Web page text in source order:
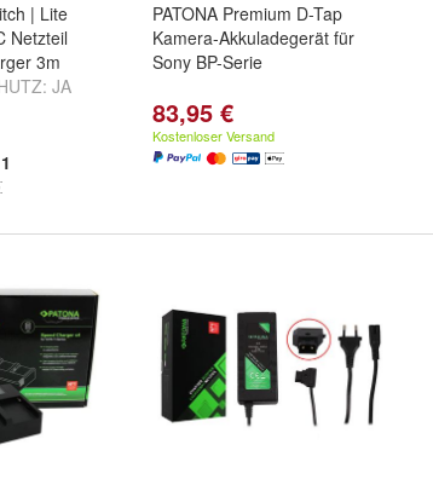
| Lite
Netzteil
3m
JA
LITE)
1
PATONA Premium D-Tap
Kamera-Akkuladegerät für
Sony BP-Serie
83,95 €
Kostenloser Versand